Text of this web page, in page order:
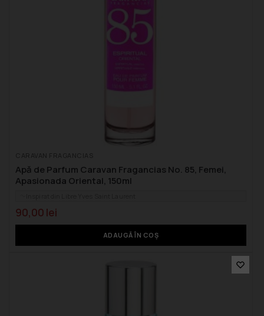
Apă de Parfum Caravan Fragancias No. 85, Femei,
Apasionada Oriental, 150ml
90,00 lei
ADAUGĂ ÎN COȘ